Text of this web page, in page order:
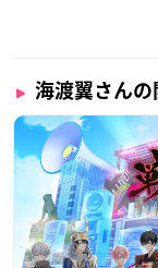
海渡翼さんの